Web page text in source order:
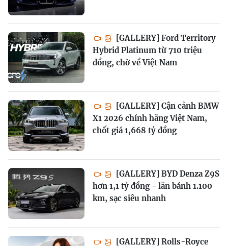
[GALLERY] Ford Territory
Hybrid Platinum từ 710 triệu
đồng, chờ về Việt Nam
[GALLERY] Cận cảnh BMW
X1 2026 chính hãng Việt Nam,
chốt giá 1,668 tỷ đồng
[GALLERY] BYD Denza Z9S
hơn 1,1 tỷ đồng - lăn bánh 1.100
km, sạc siêu nhanh
[GALLERY] Rolls-Royce